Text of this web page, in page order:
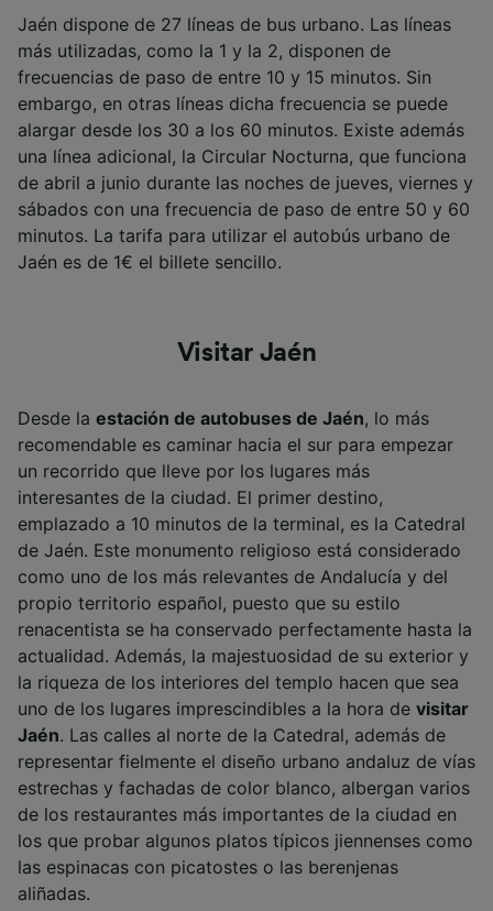
Jaén dispone de 27 líneas de bus urbano. Las líneas
más utilizadas, como la 1 y la 2, disponen de
frecuencias de paso de entre 10 y 15 minutos. Sin
embargo, en otras líneas dicha frecuencia se puede
alargar desde los 30 a los 60 minutos. Existe además
una línea adicional, la Circular Nocturna, que funciona
de abril a junio durante las noches de jueves, viernes y
sábados con una frecuencia de paso de entre 50 y 60
minutos. La tarifa para utilizar el autobús urbano de
Jaén es de 1€ el billete sencillo.
Visitar Jaén
Desde la estación de autobuses de Jaén, lo más
recomendable es caminar hacia el sur para empezar
un recorrido que lleve por los lugares más
interesantes de la ciudad. El primer destino,
emplazado a 10 minutos de la terminal, es la Catedral
de Jaén. Este monumento religioso está considerado
como uno de los más relevantes de Andalucía y del
propio territorio español, puesto que su estilo
renacentista se ha conservado perfectamente hasta la
actualidad. Además, la majestuosidad de su exterior y
la riqueza de los interiores del templo hacen que sea
uno de los lugares imprescindibles a la hora de visitar
Jaén. Las calles al norte de la Catedral, además de
representar fielmente el diseño urbano andaluz de vías
estrechas y fachadas de color blanco, albergan varios
de los restaurantes más importantes de la ciudad en
los que probar algunos platos típicos jiennenses como
las espinacas con picatostes o las berenjenas
aliñadas.